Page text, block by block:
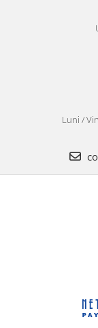
Luni /